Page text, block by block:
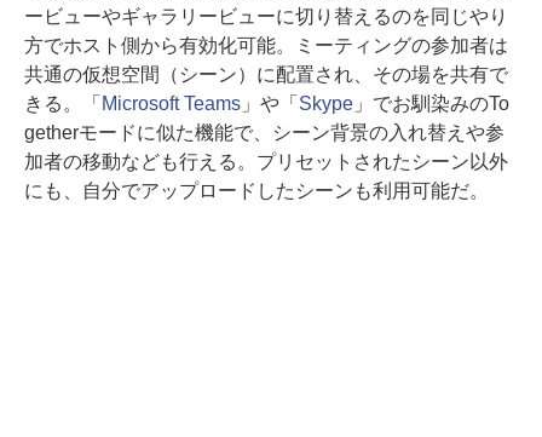
ービューやギャラリービューに切り替えるのを同じやり
方でホスト側から有効化可能。ミーティングの参加者は
共通の仮想空間（シーン）に配置され、その場を共有で
きる。「 Microsoft Teams」や「 Skype」でお馴染みのTo
getherモードに似た機能で、シーン背景の入れ替えや参
加者の移動なども行える。プリセットされたシーン以外
にも、自分でアップロードしたシーンも利用可能だ。